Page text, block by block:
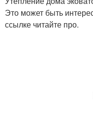
Это может быть
ссылке читайте про.